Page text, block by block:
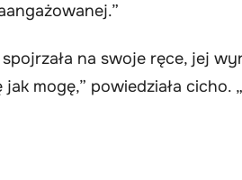
na swoje ręce, jej
jak mogę,” powiedziała